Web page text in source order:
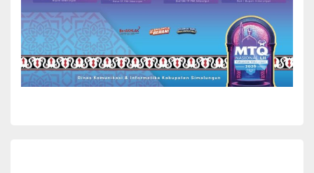
BERITA
Wakil Bupati Simalungun Hadiri Rapat Pleno
Terbuka KPU Tentang Hasil Perhitungan
Suara Pilkada